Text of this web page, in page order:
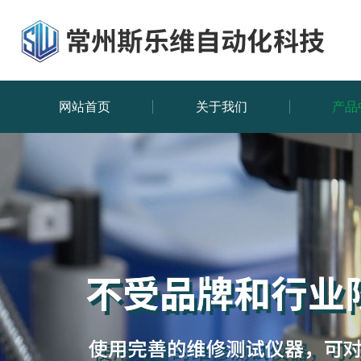
网站首页 关于我们 产品